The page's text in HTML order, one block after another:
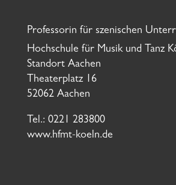
Professorin für szenischen
Hochschule für Musik und Tanz
Standort Aachen
Theaterplatz 16
52062 Aachen
Tel.: 0221 283800
www.hfmt-koeln.de